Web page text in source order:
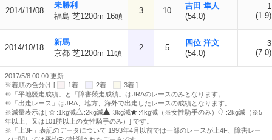
2014/11/08
未勝利
福島 芝1200m 16頭
3 10
吉田 隼人
(54.0)
1
(1.9)
2014/10/18
新馬
京都 芝1200m 11頭
2 5
四位 洋文
(54.0)
3
(7.0)
2017/5/8 00:00 更新
※着順の色分け [
:1着 :2着
:3着 ]
※「平地競走成績」と「障害競走成績」はJRAのレースのみとなります。
※「出走レース」はJRA、地方、海外で出走したレースの成績となります。
※減量表示は[
:1kg減 :2kg減 :3kg減 :4kg減（※女性騎手のみ）
:2kg減（※5
年以上、又は101勝以上の女性騎手のみ）] です。
※「上3F」表記のデータについて 1993年4月以前では一部のレースが上4F、障害レー